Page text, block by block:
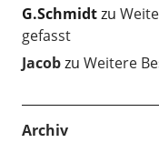
G.Schmidtzu
gefasst
Jacobzu Weitere
Archiv